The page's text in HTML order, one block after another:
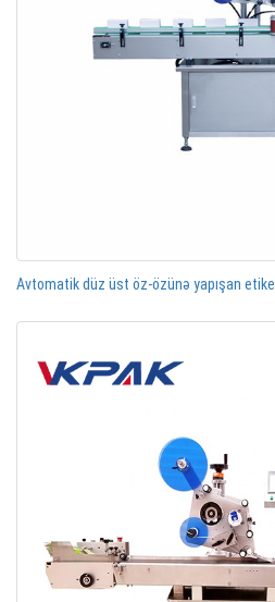
Avtomatik düz üst öz-özünə yapışan